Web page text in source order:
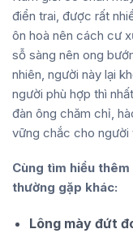
điển trai, được rất
ôn hoà nên cách cư
sỗ sàng nên ong
nhiên, người này lại
người phù hợp thì
đàn ông chăm chỉ,
vững chắc cho người
Cùng tìm hiểu
thường gặp khác:
Lông mày đứt